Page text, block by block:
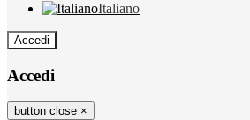
Italiano
Accedi
Accedi
button close ×